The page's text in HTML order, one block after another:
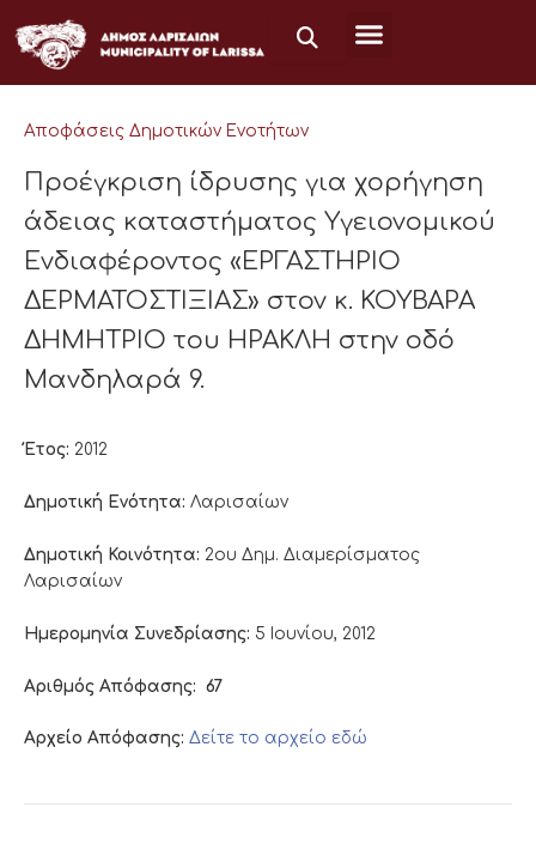
στο
περιεχόμενο
Αποφάσεις Δημοτικών Ενοτήτων
Προέγκριση ίδρυσης για χορήγηση
άδειας καταστήματος Υγειονομικού
Ενδιαφέροντος «ΕΡΓΑΣΤΗΡΙΟ
ΔΕΡΜΑΤΟΣΤΙΞΙΑΣ» στον κ. ΚΟΥΒΑΡΑ
ΔΗΜΗΤΡΙΟ του ΗΡΑΚΛΗ στην οδό
Μανδηλαρά 9.
Έτος: 2012
Δημοτική Ενότητα: Λαρισαίων
Δημοτική Κοινότητα: 2ου Δημ. Διαμερίσματος
Λαρισαίων
Ημερομηνία Συνεδρίασης: 5 Ιουνίου, 2012
Αριθμός Απόφασης: 67
Αρχείο Απόφασης: Δείτε το αρχείο εδώ